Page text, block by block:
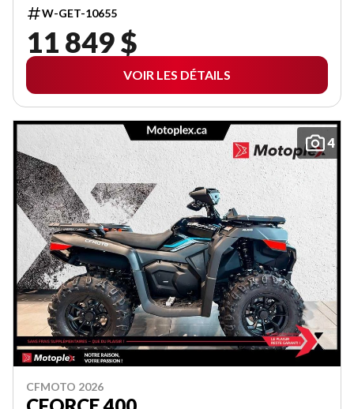
W-GET-10655
11 849 $
VOIR LES DÉTAILS
4
CFMOTO 2026